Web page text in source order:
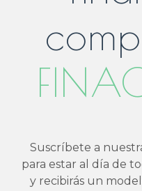
Suscríbete a
para estar al día de
y recibirás un